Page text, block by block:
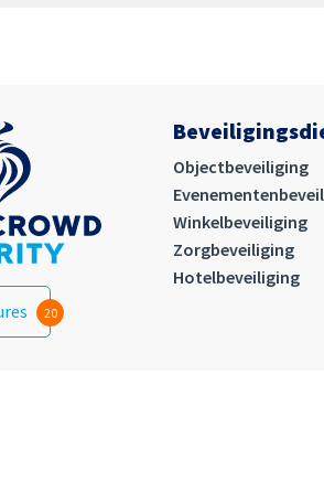
20
Objectbeveiliging
Winkelbeveiliging
Zorgbeveiliging
Hotelbeveiliging